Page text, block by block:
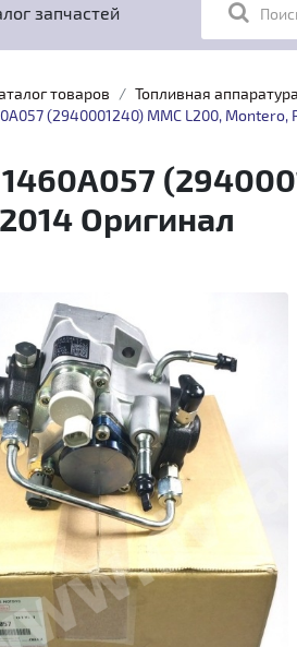
запчастей
товаров Топливная аппаратура
(2940001240) MMC L200,
Оригинал